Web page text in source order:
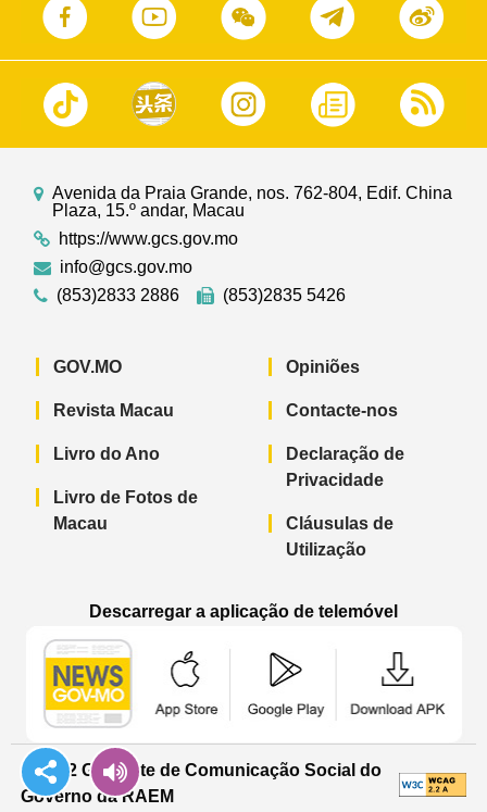
Avenida da Praia Grande, nos. 762-804, Edif. China
Plaza, 15.º andar, Macau
https://www.gcs.gov.mo
info@gcs.gov.mo
(853)2833 2886
(853)2835 5426
GOV.MO
Revista Macau
Livro do Ano
Livro de Fotos de
Macau
Opiniões
Contacte-nos
Declaração de
Privacidade
Cláusulas de
Utilização
Descarregar a aplicação de telemóvel
© 2022 Gabinete de Comunicação Social do
Governo da RAEM